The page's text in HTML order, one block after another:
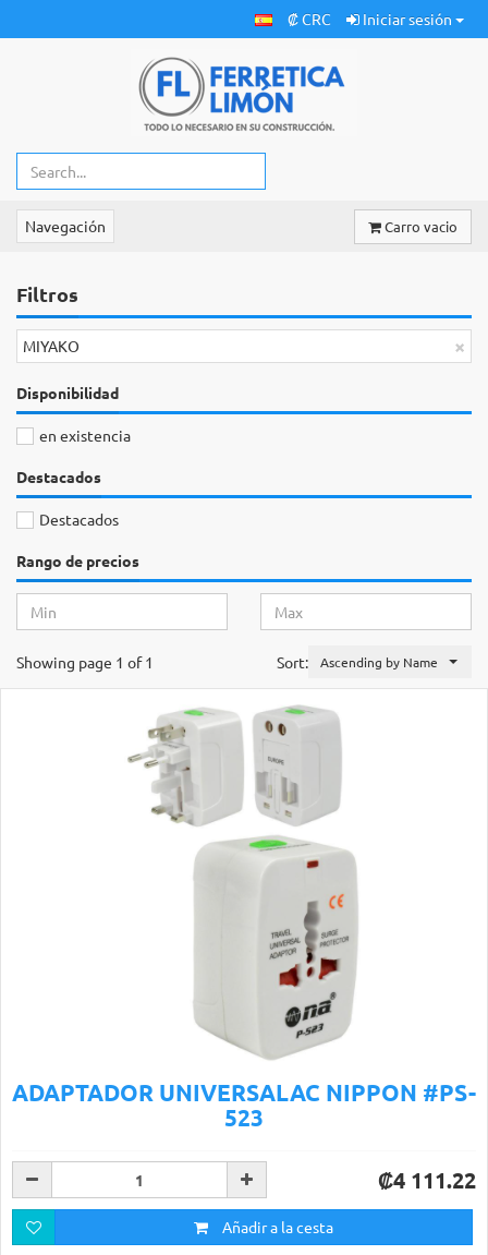
₡ CRC Iniciar sesión
Navegación Carro vacio
Filtros
×
MIYAKO
Disponibilidad
en existencia
Destacados
Destacados
Rango de precios
Sort: Ascending by Name
Showing page 1 of 1
ADAPTADOR UNIVERSALAC NIPPON #PS-
523
₡4 111.22
Añadir a la cesta